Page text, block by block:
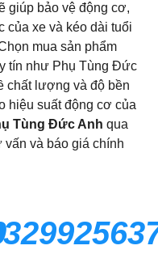
giúp bảo vệ động cơ,
của xe và kéo dài tuổi
mua sản phẩm
tín như Phụ Tùng Đức
chất lượng và độ bền
hiệu suất động cơ của
Tùng Đức Anh qua
và báo giá chính